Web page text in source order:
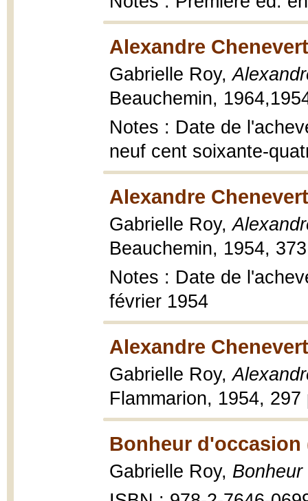
Alexandre
Gabrielle Roy,
Beauchemin,
Notes : Date de
neuf cent soixante-
Alexandre
Gabrielle Roy,
Beauchemin, 1954,
Notes : Date de
février 1954
Alexandre
Gabrielle Roy,
Flammarion, 1954,
Bonheur d'occasion
Gabrielle Roy,